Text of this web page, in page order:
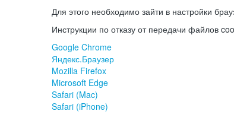
Для этого необходимо зайти в настройки
Инструкции по отказу от передачи файлов
Google Chrome
Яндекс.Браузер
Mozilla Firefox
Microsoft Edge
Safari (Mac)
Safari (iPhone)